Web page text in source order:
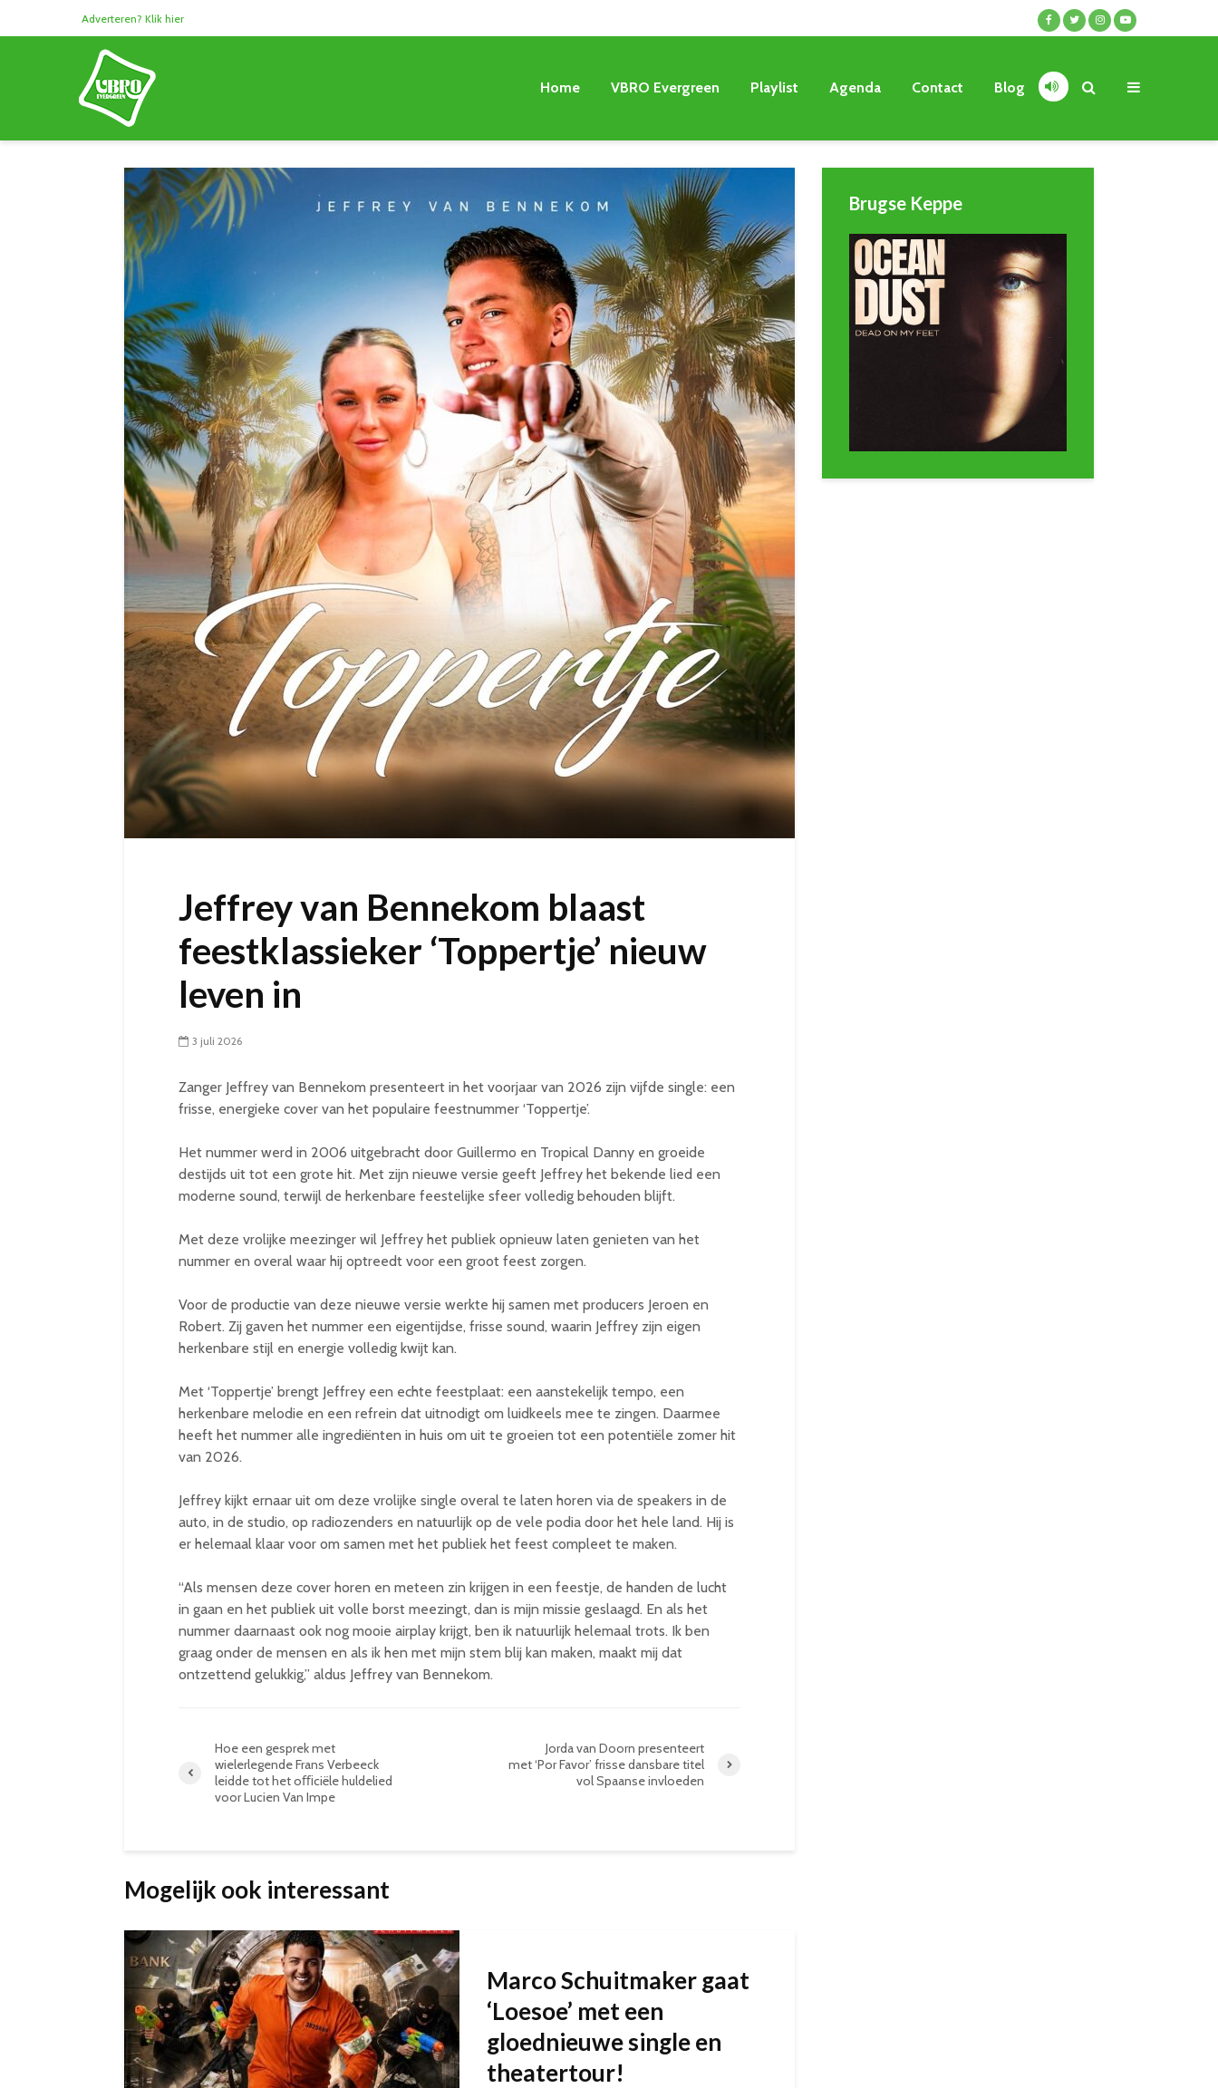
Adverteren? Klik hier
Home VBRO Evergreen Playlist Agenda Contact Blog
Jeffrey van Bennekom blaast
feestklassieker ‘Toppertje’ nieuw
leven in
3 juli 2026
Zanger Jeffrey van Bennekom presenteert in het voorjaar van 2026 zijn vijfde single: een
frisse, energieke cover van het populaire feestnummer ‘Toppertje’.
Het nummer werd in 2006 uitgebracht door Guillermo en Tropical Danny en groeide
destijds uit tot een grote hit. Met zijn nieuwe versie geeft Jeffrey het bekende lied een
moderne sound, terwijl de herkenbare feestelijke sfeer volledig behouden blijft.
Met deze vrolijke meezinger wil Jeffrey het publiek opnieuw laten genieten van het
nummer en overal waar hij optreedt voor een groot feest zorgen.
Voor de productie van deze nieuwe versie werkte hij samen met producers Jeroen en
Robert. Zij gaven het nummer een eigentijdse, frisse sound, waarin Jeffrey zijn eigen
herkenbare stijl en energie volledig kwijt kan.
Met ‘Toppertje’ brengt Jeffrey een echte feestplaat: een aanstekelijk tempo, een
herkenbare melodie en een refrein dat uitnodigt om luidkeels mee te zingen. Daarmee
heeft het nummer alle ingrediënten in huis om uit te groeien tot een potentiële zomer hit
van 2026.
Jeffrey kijkt ernaar uit om deze vrolijke single overal te laten horen via de speakers in de
auto, in de studio, op radiozenders en natuurlijk op de vele podia door het hele land. Hij is
er helemaal klaar voor om samen met het publiek het feest compleet te maken.
“Als mensen deze cover horen en meteen zin krijgen in een feestje, de handen de lucht
in gaan en het publiek uit volle borst meezingt, dan is mijn missie geslaagd. En als het
nummer daarnaast ook nog mooie airplay krijgt, ben ik natuurlijk helemaal trots. Ik ben
graag onder de mensen en als ik hen met mijn stem blij kan maken, maakt mij dat
ontzettend gelukkig,” aldus Jeffrey van Bennekom.
Hoe een gesprek met
wielerlegende Frans Verbeeck
leidde tot het oﬃciële huldelied
voor Lucien Van Impe
Jorda van Doorn presenteert
met ‘Por Favor’ frisse dansbare titel
vol Spaanse invloeden
Mogelijk ook interessant
Marco Schuitmaker gaat
‘Loesoe’ met een
gloednieuwe single en
theatertour!
Brugse Keppe